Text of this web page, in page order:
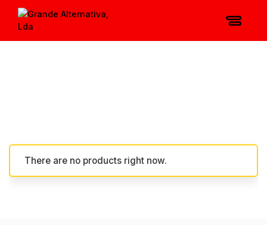
There are no products right now.